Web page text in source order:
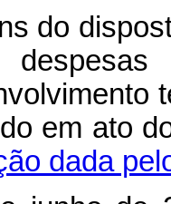
do
em ato
dada